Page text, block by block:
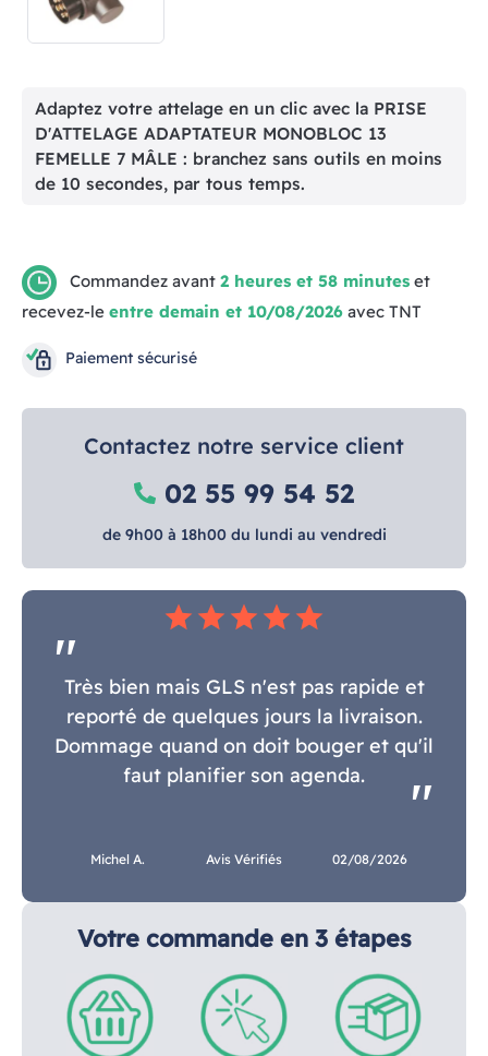
Adaptez votre attelage en un clic avec la PRISE
D'ATTELAGE ADAPTATEUR MONOBLOC 13
FEMELLE 7 MÂLE : branchez sans outils en moins
de 10 secondes, par tous temps.
Commandez avant 2 heures et 58 minutes et
recevez-le entre demain et 10/08/2026 avec TNT
Paiement sécurisé
Contactez notre service client
02 55 99 54 52
de 9h00 à 18h00 du lundi au vendredi
Votre commande en 3 étapes
star star star star star
Très bien mais GLS n'est pas rapide et
reporté de quelques jours la livraison.
Dommage quand on doit bouger et qu'il
faut planifier son agenda.
Michel A. Avis Vérifiés 02/08/2026